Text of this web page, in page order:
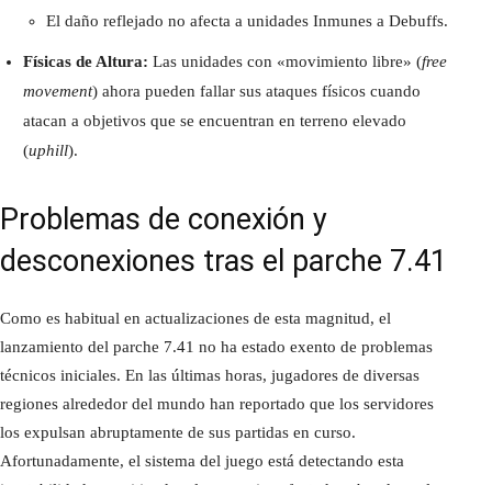
El daño reflejado no afecta a unidades Inmunes a Debuffs.
Físicas de Altura: Las unidades con «movimiento libre» (free
movement) ahora pueden fallar sus ataques físicos cuando
atacan a objetivos que se encuentran en terreno elevado
(uphill).
Problemas de conexión y
desconexiones tras el parche 7.41
Como es habitual en actualizaciones de esta magnitud, el
lanzamiento del parche 7.41 no ha estado exento de problemas
técnicos iniciales. En las últimas horas, jugadores de diversas
regiones alrededor del mundo han reportado que los servidores
los expulsan abruptamente de sus partidas en curso.
Afortunadamente, el sistema del juego está detectando esta